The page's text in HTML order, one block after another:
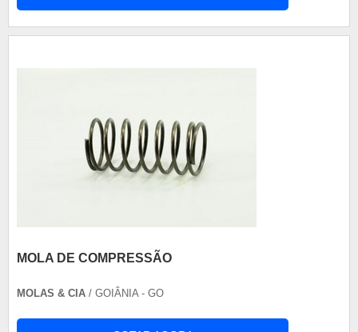
MOLA DE COMPRESSÃO
MOLAS & CIA / GOIÂNIA - GO